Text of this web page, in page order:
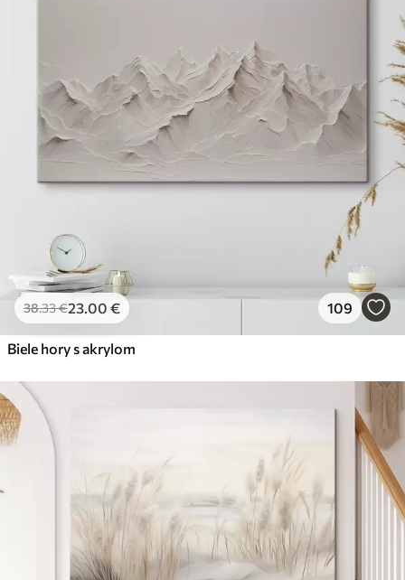
38.33€23.00 € 109
Biele hory s akrylom